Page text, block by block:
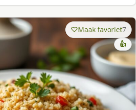
Maak favoriet7
👍